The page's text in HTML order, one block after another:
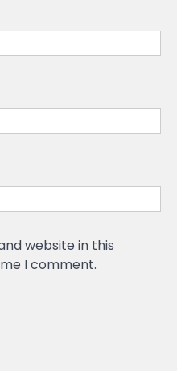
website in this
I comment.